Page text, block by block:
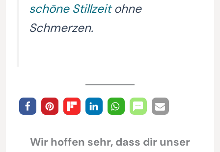
schöne Stillzeitohne
Schmerzen.
Wir hoffen sehr, dass dir unser